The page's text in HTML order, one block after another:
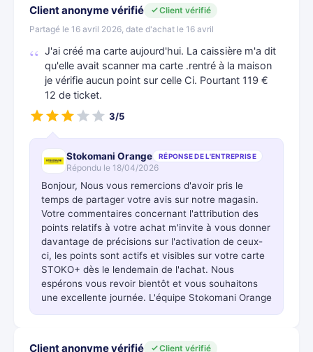
Client anonyme vérifié
Client vérifié
Partagé le 16 avril 2026, date d'achat le 16 avril
J'ai créé ma carte aujourd'hui. La caissière m'a dit
qu'elle avait scanner ma carte .rentré à la maison
je vérifie aucun point sur celle Ci. Pourtant 119 €
12 de ticket.
3/5
Stokomani Orange RÉPONSE DE L'ENTREPRISE
Répondu le 18/04/2026
Bonjour, Nous vous remercions d'avoir pris le
temps de partager votre avis sur notre magasin.
Votre commentaires concernant l'attribution des
points relatifs à votre achat m'invite à vous donner
davantage de précisions sur l'activation de ceux-
ci, les points sont actifs et visibles sur votre carte
STOKO+ dès le lendemain de l'achat. Nous
espérons vous revoir bientôt et vous souhaitons
une excellente journée. L'équipe Stokomani Orange
Client anonyme vérifié Client vérifié